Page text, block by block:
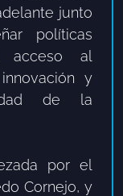
junto
políticas
acceso al
y
de la
por el
Cornejo, y